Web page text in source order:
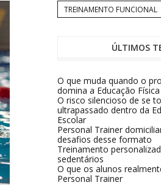
TREINAMENTO FUNCIONAL
ÚLTIMOS
O que muda quando o
domina a Educação
O risco silencioso de se
ultrapassado dentro da
Escolar
Personal Trainer
desafios desse formato
Treinamento
sedentários
O que os alunos
Personal Trainer